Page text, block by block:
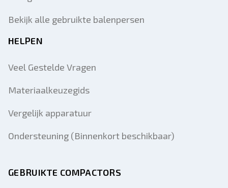
Bekijk alle gebruikte balenpersen
HELPEN
Veel Gestelde Vragen
Materiaalkeuzegids
Vergelijk apparatuur
Ondersteuning (Binnenkort beschikbaar)
GEBRUIKTE COMPACTORS